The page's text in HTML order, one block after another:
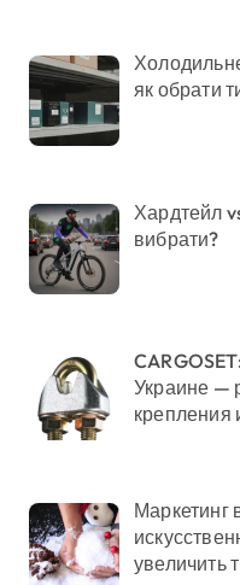
як обрати
Хардтейл
вибрати?
Украине —
крепления
Маркетинг
увеличить